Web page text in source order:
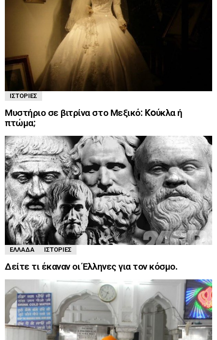
ΙΣΤΟΡΊΕΣ
Μυστήριο σε βιτρίνα στο Μεξικό: Koύκλα ή
πτώμα;
ΕΛΛΆΔΑ ΙΣΤΟΡΊΕΣ
Δείτε τι έκαναν οι Έλληνες για τον κόσμο.